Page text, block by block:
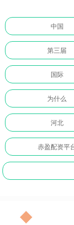
中国
第三届
国际
为什么
河北
赤盈配资平